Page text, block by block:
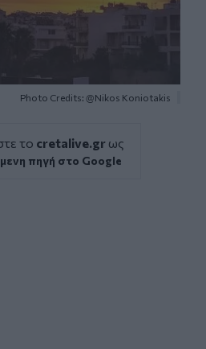
Photo Credits: @Nikos Koniotakis
το cretalive.gr ως
πηγή στο Google